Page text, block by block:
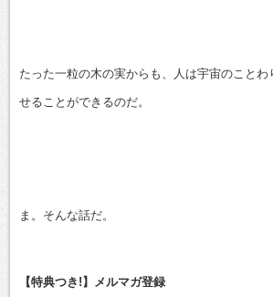
たった一粒の木の実からも、人は宇宙のことわ
せることができるのだ。
ま。そんな話だ。
【特典つき!】メルマガ登録